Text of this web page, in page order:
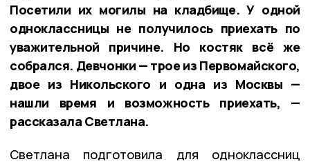
Посетили их могилы на кладбище. У одной
одноклассницы не получилось приехать по
уважительной причине. Но костяк всё же
собрался. Девчонки — трое из Первомайского,
двое из Никольского и одна из Москвы —
нашли время и возможность приехать, —
рассказала Светлана.
Светлана подготовила для одноклассниц